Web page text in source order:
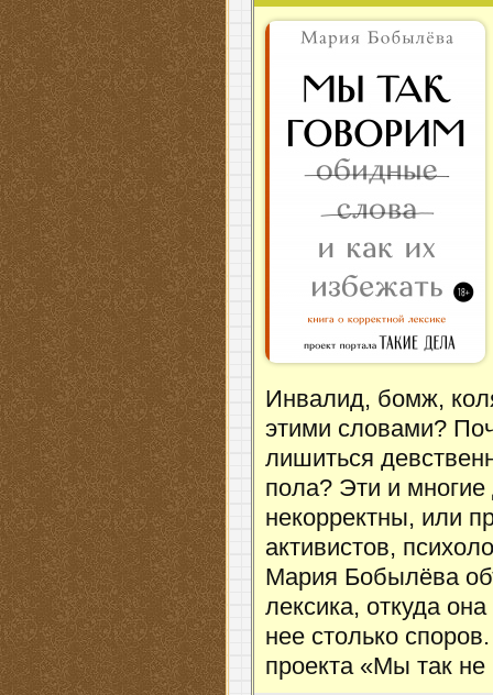
Инвалид, бомж,
этими словами?
лишиться
пола? Эти и
некорректны, или
активистов,
Мария Бобылёва
лексика, откуда
нее столько
проекта «Мы так